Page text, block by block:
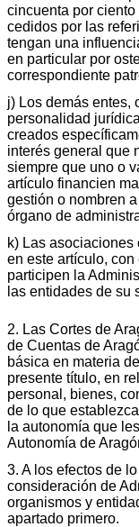
cincuenta por
cedidos por las
tengan una
en particular por
correspondiente
j) Los demás entes,
personalidad
creados
interés general que
siempre que uno o
artículo financien
gestión o nombren
órgano de
k) Las
en este artículo,
participen la
las entidades de su
2. Las Cortes de
de Cuentas de
básica en materia
presente título, en
personal, bienes,
de lo que
la autonomía que
Autonomía de
3. A los efectos de
consideración de
organismos y
apartado primero.